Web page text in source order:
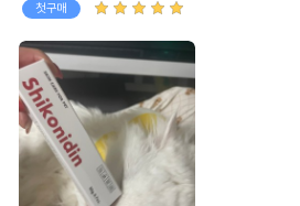
첫구매